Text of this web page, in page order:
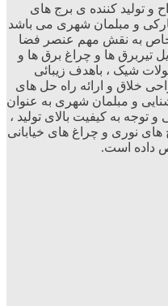
تولید کننده ی برج های
و مبلمان شهری می باشد
به نقش مهم عنصر فضا
ها و چراغ برق ها و
شیک ، باهدف زیبائی
خلاق و ارائه راه حل های
و مبلمان شهری به عنوان
به کیفیت بالای تولید ،
نوری و چراغ های خیابانی
داده است.